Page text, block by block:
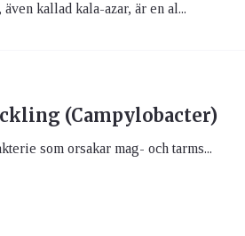
kallad kala-azar, är en al...
(Campylobacter)
som orsakar mag- och tarms...